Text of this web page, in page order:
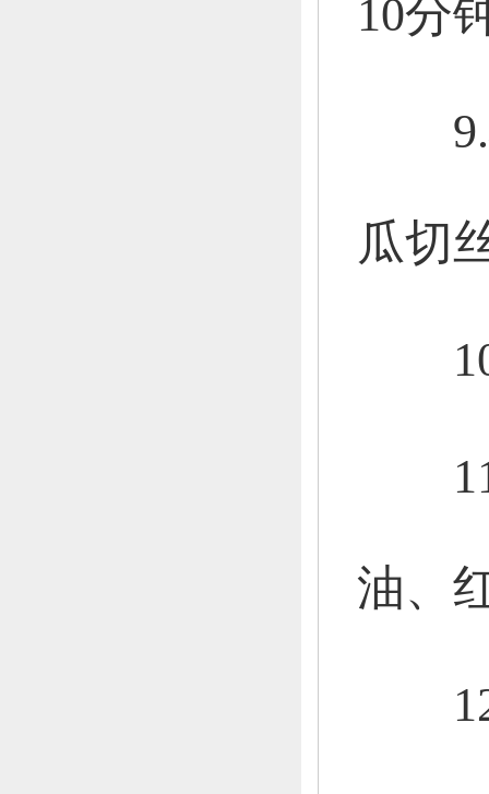
10分
9.
瓜切
10.
11.
油、
12.